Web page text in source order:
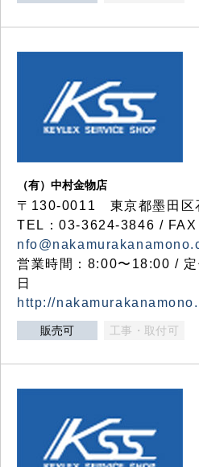
（有）中村金物店
〒130-0011 東京都墨田区
TEL：03-3624-3846 /
営業時間：8:00〜18:00 / 定
日
http://
販売可 工事・取付可